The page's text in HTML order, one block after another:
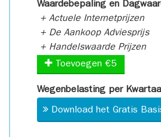
Waardebepaling en
+ Actuele Internetprijzen
+ De Aankoop Adviesprijs
+ Handelswaarde Prijzen
Toevoegen €5
Wegenbelasting per
Download het Gratis